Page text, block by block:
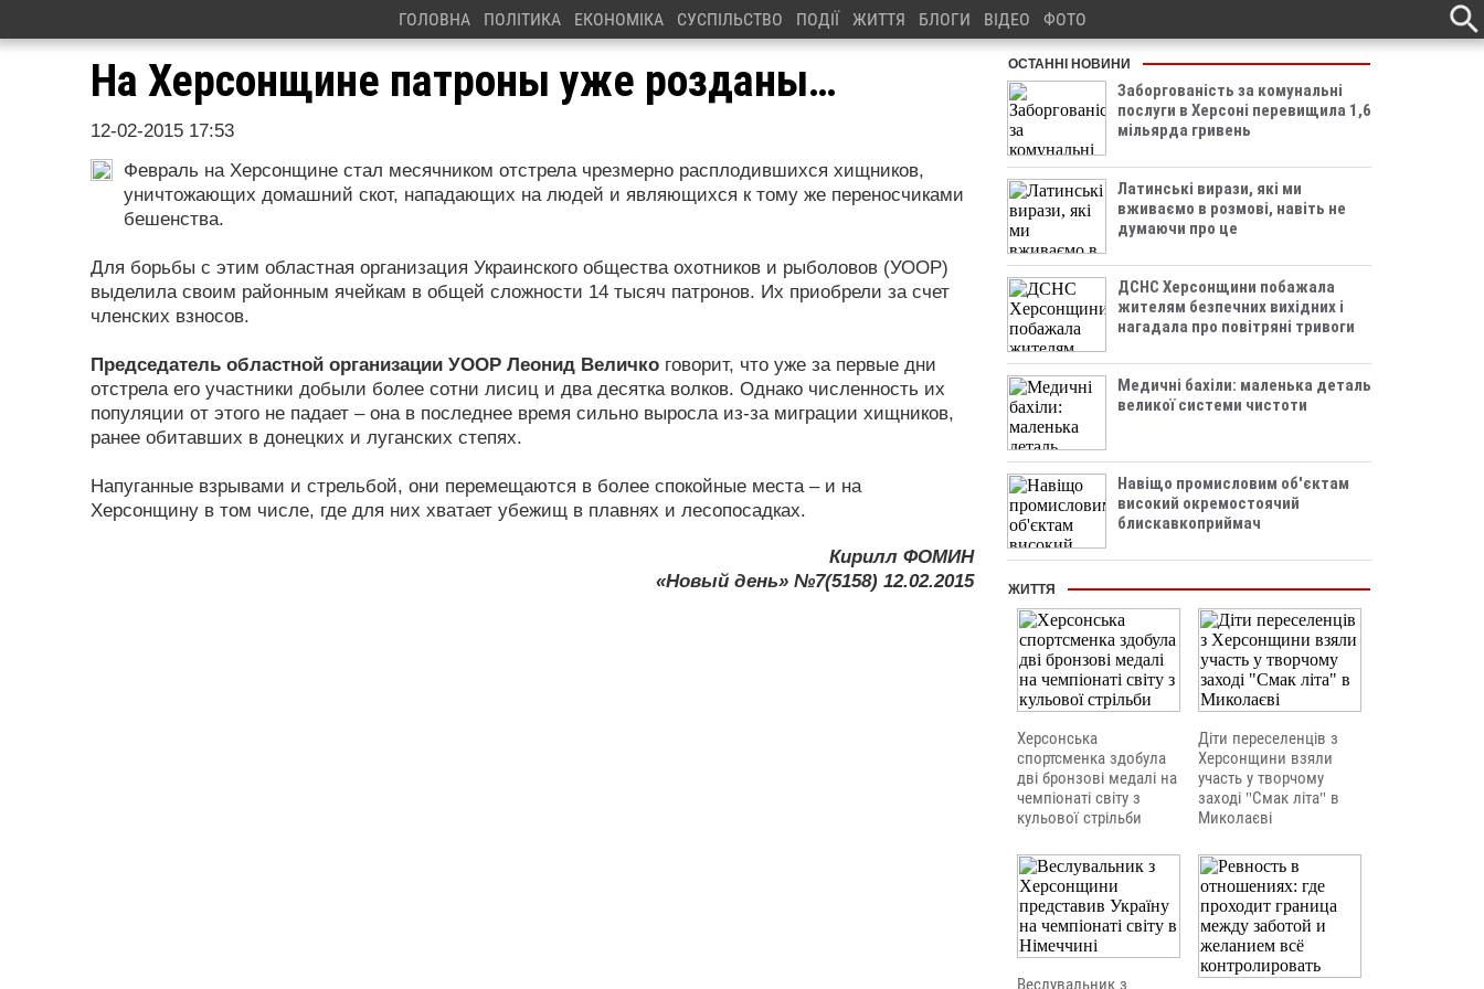
ГОЛОВНА ПОЛІТИКА ЕКОНОМІКА СУСПІЛЬСТВО ПОДІЇ ЖИТТЯ БЛОГИ ВІДЕО ФОТО
На Херсонщине патроны уже розданы…
12-02-2015 17:53
Февраль на Херсонщине стал месячником отстрела чрезмерно расплодившихся хищников,
уничтожающих домашний скот, нападающих на людей и являющихся к тому же переносчиками
бешенства.
Для борьбы с этим областная организация Украинского общества охотников и рыболовов (УООР)
выделила своим районным ячейкам в общей сложности 14 тысяч патронов. Их приобрели за счет
членских взносов.
Председатель областной организации УООР Леонид Величко говорит, что уже за первые дни
отстрела его участники добыли более сотни лисиц и два десятка волков. Однако численность их
популяции от этого не падает – она в последнее время сильно выросла из-за миграции хищников,
ранее обитавших в донецких и луганских степях.
Напуганные взрывами и стрельбой, они перемещаются в более спокойные места – и на
Херсонщину в том числе, где для них хватает убежищ в плавнях и лесопосадках.
Кирилл ФОМИН
«Новый день» №7(5158) 12.02.2015
ОСТАННІ НОВИНИ
Заборгованість за комунальні
послуги в Херсоні перевищила 1,6
мільярда гривень
Латинські вирази, які ми
вживаємо в розмові, навіть не
думаючи про це
ДСНС Херсонщини побажала
жителям безпечних вихідних і
нагадала про повітряні тривоги
Медичні бахіли: маленька деталь
великої системи чистоти
Навіщо промисловим об'єктам
високий окремостоячий
блискавкоприймач
ЖИТТЯ
Херсонська
спортсменка здобула
дві бронзові медалі на
чемпіонаті світу з
кульової стрільби
Діти переселенців з
Херсонщини взяли
участь у творчому
заході "Смак літа" в
Миколаєві
Веслувальник з